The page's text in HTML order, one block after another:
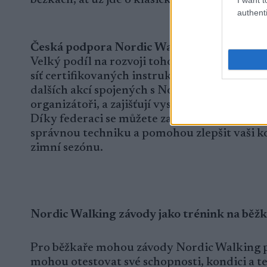
Česká podpora Nordic Walking:
Velký podíl na rozvoji tohoto sportu v ČR
síť certifikovaných instruktorů po celé zemi.
dalších akcí spojených s Nordic Walking.
organizátoři, a zajišťují vysokou úroveň
Díky federaci se můžete zapojit do
správnou techniku a pomohou zlepšit vaši
zimní sezónu.
Nordic Walking závody jako trénink na
Pro běžkaře mohou závody Nordic
mohou otestovat své schopnosti, kondici a